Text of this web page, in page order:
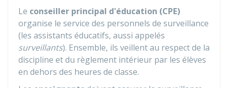
Le conseiller principal d'éducation (CPE)
organise le service des personnels de surveillance
(les assistants éducatifs, aussi appelés
surveillants). Ensemble, ils veillent au respect de la
discipline et du règlement intérieur par les élèves
en dehors des heures de classe.